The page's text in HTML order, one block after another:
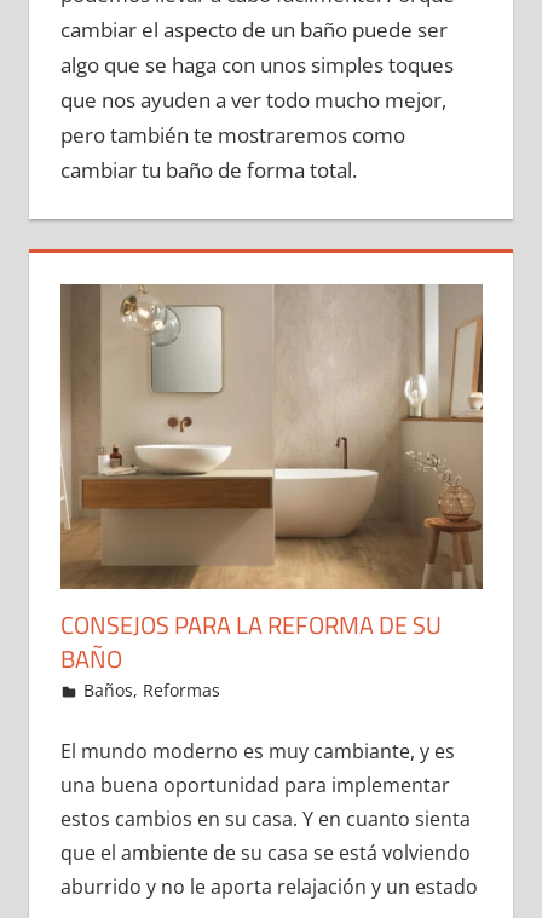
cambiar el aspecto de un baño puede ser
algo que se haga con unos simples toques
que nos ayuden a ver todo mucho mejor,
pero también te mostraremos como
cambiar tu baño de forma total.
CONSEJOS PARA LA REFORMA DE SU
BAÑO
23 de January de 2022
ideas2021
Baños, Reformas
El mundo moderno es muy cambiante, y es
una buena oportunidad para implementar
estos cambios en su casa. Y en cuanto sienta
que el ambiente de su casa se está volviendo
aburrido y no le aporta relajación y un estado